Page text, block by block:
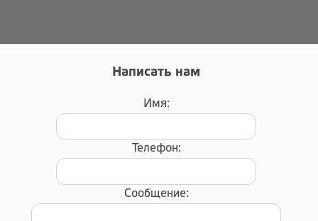
Написать нам
Имя:
Телефон:
Сообщение: